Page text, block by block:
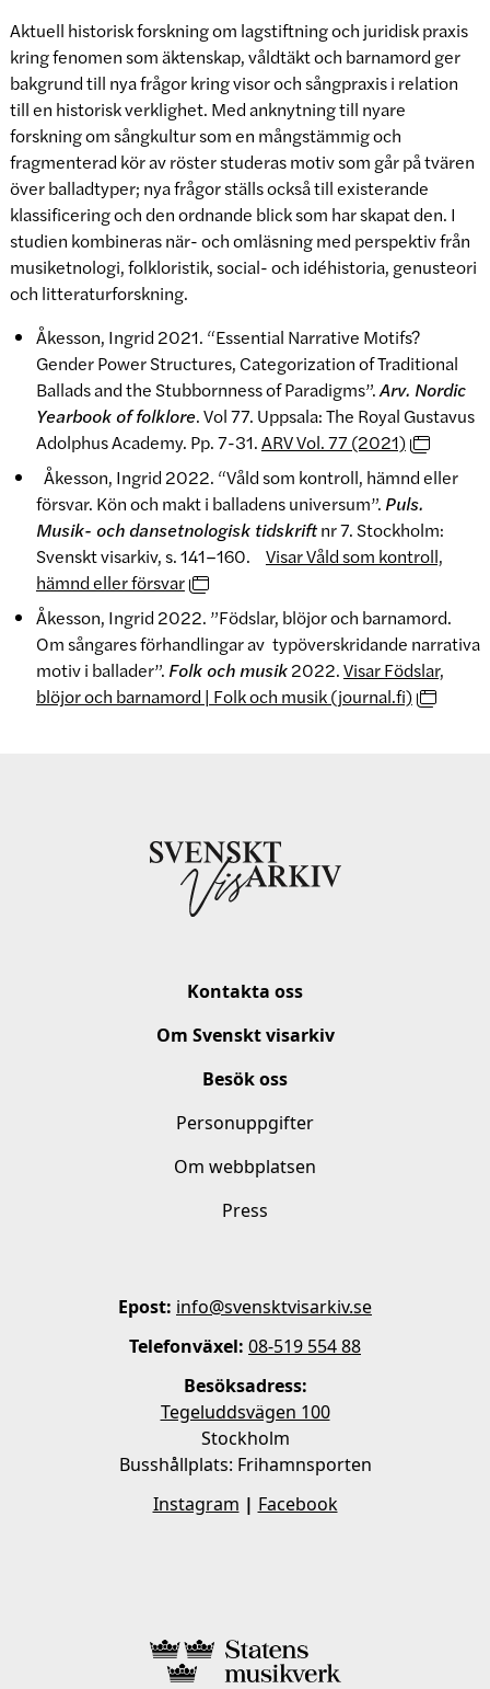
Aktuell historisk forskning om lagstiftning och juridisk praxis
kring fenomen som äktenskap, våldtäkt och barnamord ger
bakgrund till nya frågor kring visor och sångpraxis i relation
till en historisk verklighet. Med anknytning till nyare
forskning om sångkultur som en mångstämmig och
fragmenterad kör av röster studeras motiv som går på tvären
över balladtyper; nya frågor ställs också till existerande
klassificering och den ordnande blick som har skapat den. I
studien kombineras när- och omläsning med perspektiv från
musiketnologi, folkloristik, social- och idéhistoria, genusteori
och litteraturforskning.
Åkesson, Ingrid 2021. “Essential Narrative Motifs?
Gender Power Structures, Categorization of Traditional
Ballads and the Stubbornness of Paradigms”.Arv. Nordic
Yearbook of folklore. Vol 77. Uppsala: The Royal Gustavus
Adolphus Academy. Pp. 7-31.ARV Vol. 77 (2021)
Åkesson, Ingrid 2022. “Våld som kontroll, hämnd eller
försvar. Kön och makt i balladens universum”. Puls.
Musik- och dansetnologisk tidskriftnr 7. Stockholm:
Svenskt visarkiv, s. 141–160. Visar Våld som kontroll,
hämnd eller försvar
Åkesson, Ingrid 2022. ”Födslar, blöjor och barnamord.
Om sångares förhandlingar av typöverskridande narrativa
motiv i ballader”. Folk och musik2022.Visar Födslar,
blöjor och barnamord | Folk och musik (journal.fi)
Kontakta oss
Om Svenskt visarkiv
Besök oss
Personuppgifter
Om webbplatsen
Press
Epost: info@svensktvisarkiv.se
Telefonväxel: 08-519 554 88
Besöksadress:
Tegeluddsvägen 100
Stockholm
Busshållplats: Frihamnsporten
Instagram | Facebook